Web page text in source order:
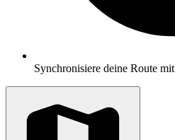
Synchronisiere deine Route mit